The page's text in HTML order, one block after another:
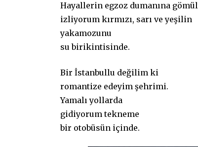
Hayallerin egzoz dumanına
izliyorum kırmızı, sarı ve yeşilin
yakamozunu
su birikintisinde.
Bir İstanbullu değilim ki
romantize edeyim şehrimi.
Yamalı yollarda
gidiyorum tekneme
bir otobüsün içinde.